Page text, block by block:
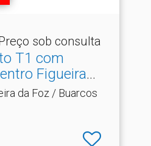
sob consulta
T1 com
Figueira
da Foz / Buarcos